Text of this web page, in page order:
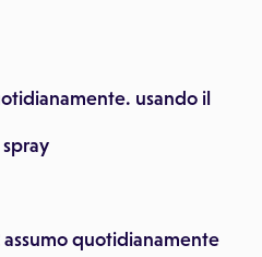
usando il
assumo quotidianamente